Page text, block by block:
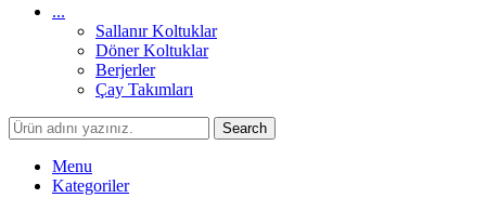
...
Sallanır Koltuklar
Döner Koltuklar
Berjerler
Çay Takımları
Search
Menu
Kategoriler